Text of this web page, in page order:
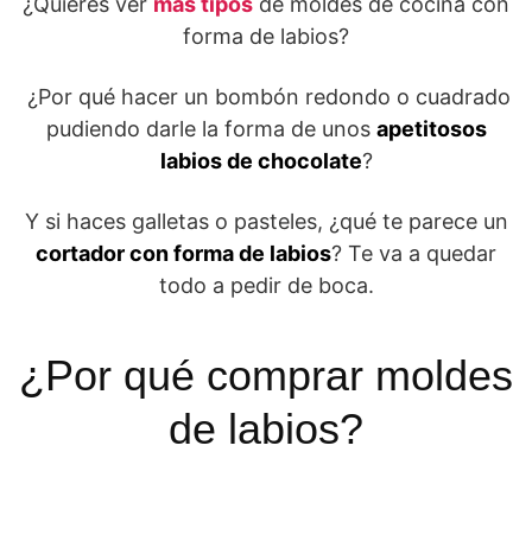
forma de labios?
¿Por qué hacer un bombón redondo o cuadrado
pudiendo darle la forma de unos apetitosos
labios de chocolate?
Y si haces galletas o pasteles, ¿qué te parece un
cortador con forma de labios? Te va a quedar
todo a pedir de boca.
¿Por qué comprar moldes
de labios?